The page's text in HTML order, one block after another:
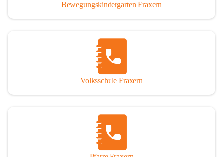
Bewegungskindergarten Fraxern
Volksschule Fraxern